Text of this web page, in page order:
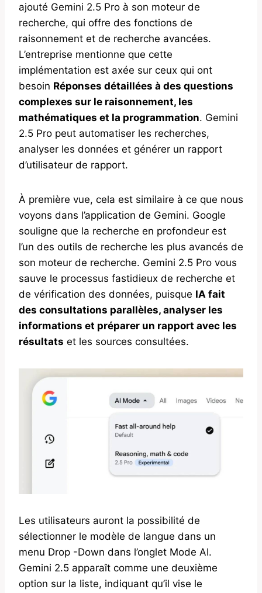
ajouté Gemini 2.5 Pro à son moteur de
recherche, qui offre des fonctions de
raisonnement et de recherche avancées.
L’entreprise mentionne que cette
implémentation est axée sur ceux qui ont
besoin Réponses détaillées à des questions
complexes sur le raisonnement, les
mathématiques et la programmation. Gemini
2.5 Pro peut automatiser les recherches,
analyser les données et générer un rapport
d’utilisateur de rapport.
À première vue, cela est similaire à ce que nous
voyons dans l’application de Gemini. Google
souligne que la recherche en profondeur est
l’un des outils de recherche les plus avancés de
son moteur de recherche. Gemini 2.5 Pro vous
sauve le processus fastidieux de recherche et
de vérification des données, puisque IA fait
des consultations parallèles, analyser les
informations et préparer un rapport avec les
résultats et les sources consultées.
Les utilisateurs auront la possibilité de
sélectionner le modèle de langue dans un
menu Drop -Down dans l’onglet Mode AI.
Gemini 2.5 apparaît comme une deuxième
option sur la liste, indiquant qu’il vise le